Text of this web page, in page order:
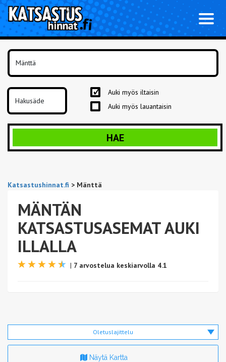
Auki myös iltaisin
Auki myös lauantaisin
HAE
Katsastushinnat.fi > Mänttä
MÄNTÄN
KATSASTUSASEMAT AUKI
ILLALLA
| 7 arvostelua keskiarvolla 4.1
Oletuslajittelu
Näytä Kartta